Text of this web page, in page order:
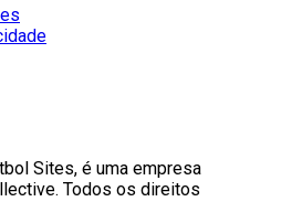
Sites, é uma empresa
Todos os direitos